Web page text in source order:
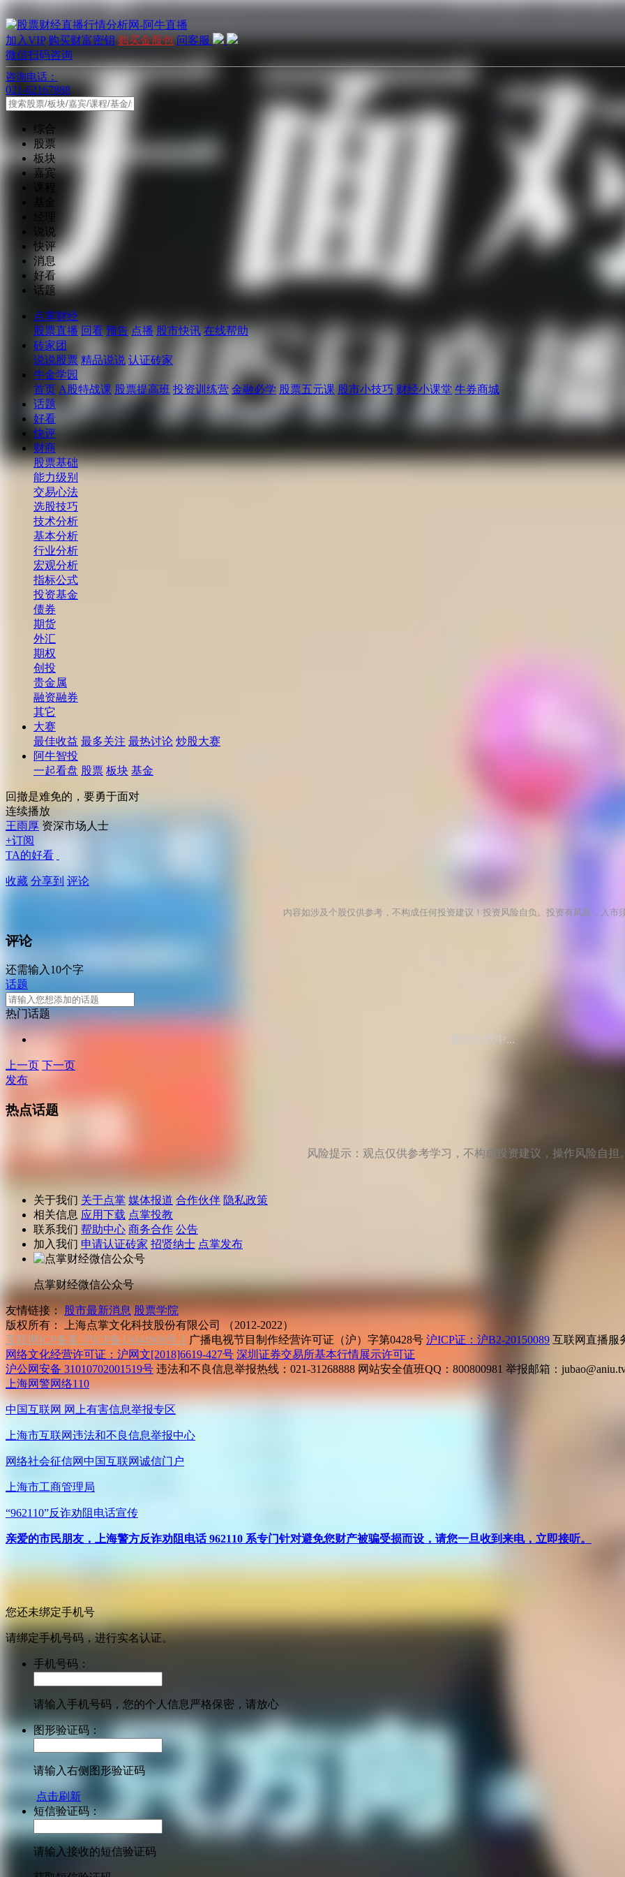
加入VIP 购买财富密钥 购买金股包 问客服
微信扫码咨询
咨询电话：
021-62167888
综合
股票
板块
嘉宾
经理
说说
快评
消息
好看
话题
点掌财经
股票直播 回看 预告 点播 股市快讯 在线帮助
砖家团
说说股票 精品说说 认证砖家
牛金学园
首页 A股特战课 股票提高班 投资训练营 金融必学 股票五元课 股市小技巧 财经小课堂 牛券商城
话题
好看
快评
财商
股票基础
能力级别
交易心法
选股技巧
技术分析
基本分析
行业分析
宏观分析
指标公式
投资基金
债券
期货
外汇
期权
创投
贵金属
融资融券
其它
大赛
最佳收益 最多关注 最热讨论 炒股大赛
阿牛智投
一起看盘 股票 板块 基金
回撤是难免的，要勇于面对
连续播放
王雨厚 资深市场人士
+订阅
TA的好看
收藏 分享到 评论
内容如涉及个股仅供参考，不构成任何投资建议！投资风险自负。投资有风险，入市
评论
还需输入10个字
话题
热门话题
数据加载中...
上一页 下一页
发布
热点话题
风险提示：观点仅供参考学习，不构成投资建议，操作风险自担
关于我们 关于点掌 媒体报道 合作伙伴 隐私政策
相关信息 应用下载 点掌投教
联系我们 帮助中心 商务合作 公告
加入我们 申请认证砖家 招贤纳士 点掌发布
点掌财经微信公众号
友情链接： 股市最新消息 股票学院
版权所有：
上海点掌文化科技股份有限公司 （2012-2022）
互联网ICP备案 沪ICP备13044908号-1 广播电视节目制作经营许可证（沪）字第0428号 沪ICP证：沪B2-20150089 互联网直播服
网络文化经营许可证：沪网文[2018]6619-427号 深圳证券交易所基本行情展示许可证
沪公网安备 31010702001519号 违法和不良信息举报热线：021-31268888 网站安全值班QQ：800800981 举报邮箱：
上海网警网络110
中国互联网 网上有害信息举报专区
上海市互联网违法和不良信息举报中心
网络社会征信网中国互联网诚信门户
上海市工商管理局
“962110”反诈劝阻电话宣传
亲爱的市民朋友，上海警方反诈劝阻电话 962110 系专门针对避免您财产被骗受损而设，请您一旦收到来电，立即接听。
您还未绑定手机号
请绑定手机号码，进行实名认证。
手机号码：
请输入手机号码，您的个人信息严格保密，请放心
图形验证码：
请输入右侧图形验证码
点击刷新
短信验证码：
请输入接收的短信验证码